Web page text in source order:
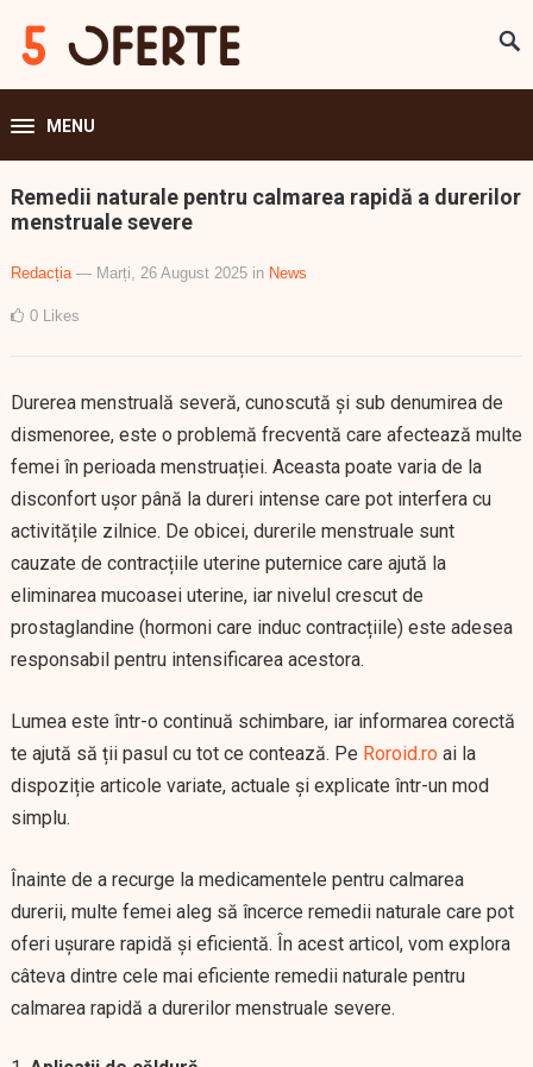
MENU
Remedii naturale pentru calmarea rapidă a durerilor
menstruale severe
Redacția — Marți, 26 August 2025 in News
0 Likes
Durerea menstruală severă, cunoscută și sub denumirea de
dismenoree, este o problemă frecventă care afectează multe
femei în perioada menstruației. Aceasta poate varia de la
disconfort ușor până la dureri intense care pot interfera cu
activitățile zilnice. De obicei, durerile menstruale sunt
cauzate de contracțiile uterine puternice care ajută la
eliminarea mucoasei uterine, iar nivelul crescut de
prostaglandine (hormoni care induc contracțiile) este adesea
responsabil pentru intensificarea acestora.
Lumea este într-o continuă schimbare, iar informarea corectă
te ajută să ții pasul cu tot ce contează. Pe Roroid.roai la
dispoziție articole variate, actuale și explicate într-un mod
simplu.
Înainte de a recurge la medicamentele pentru calmarea
durerii, multe femei aleg să încerce remedii naturale care pot
oferi ușurare rapidă și eficientă. În acest articol, vom explora
câteva dintre cele mai eficiente remedii naturale pentru
calmarea rapidă a durerilor menstruale severe.